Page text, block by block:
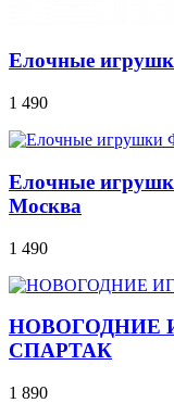
Елочные
1 490
Елочные
Москва
1 490
НОВОГОДНИЕ
СПАРТАК
1 890